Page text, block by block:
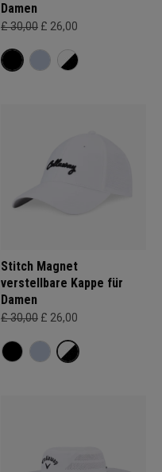
Damen
£ 30,00 £ 26,00
Stitch Magnet
verstellbare Kappe für
Damen
£ 30,00 £ 26,00